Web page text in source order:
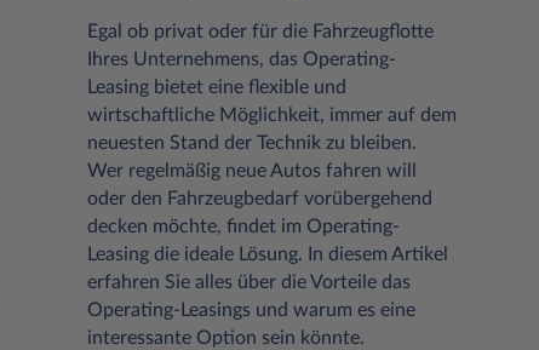
Egal ob privat oder für die Fahrzeugflotte
Ihres Unternehmens, das Operating-
Leasing bietet eine flexible und
wirtschaftliche Möglichkeit, immer auf dem
neuesten Stand der Technik zu bleiben.
Wer regelmäßig neue Autos fahren will
oder den Fahrzeugbedarf vorübergehend
decken möchte, findet im Operating-
Leasing die ideale Lösung. In diesem Artikel
erfahren Sie alles über die Vorteile das
Operating-Leasings und warum es eine
interessante Option sein könnte.